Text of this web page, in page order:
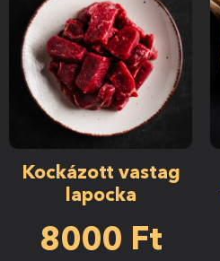
Kockázott vastag
lapocka
8000 Ft